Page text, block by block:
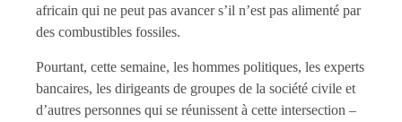
africain qui ne peut pas avancer s’il n’est pas alimenté par
des combustibles fossiles.
Pourtant, cette semaine, les hommes politiques, les experts
bancaires, les dirigeants de groupes de la société civile et
d’autres personnes qui se réunissent à cette intersection –